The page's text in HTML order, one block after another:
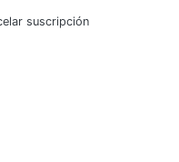
suscripción